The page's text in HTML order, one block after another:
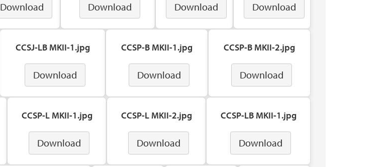
Download Download Download Download
CCSJ-LB MKII-1.jpg
Download
CCSP-B MKII-1.jpg
Download
CCSP-B MKII-2.jpg
Download
CCSP-L MKII-1.jpg
Download
CCSP-L MKII-2.jpg
Download
CCSP-LB MKII-1.jpg
Download